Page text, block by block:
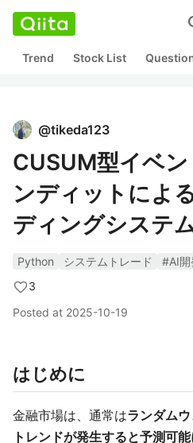
Trend Stock List
@tikeda123
CUSUM型イベ
ンディットによ
ディングシステ
Python システムトレード
#AI開
3
Posted at 2025-10-19
はじめに
金融市場は、通常はランダム
トレンドが発生すると予測可